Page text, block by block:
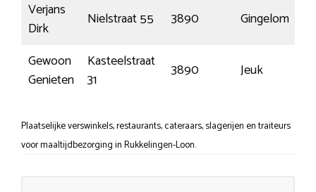
Verjans
Dirk
Nielstraat 55 3890
Gingelom
Gewoon
Genieten
Kasteelstraat
31
3890 Jeuk
Plaatselijke verswinkels, restaurants, cateraars, slagerijen en traiteurs
voor maaltijdbezorging in Rukkelingen-Loon.